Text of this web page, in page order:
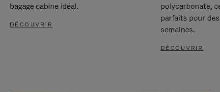
bagage cabine idéal.
DÉCOUVRIR
polycarbonate,
parfaits pour
semaines.
DÉCOUVRIR